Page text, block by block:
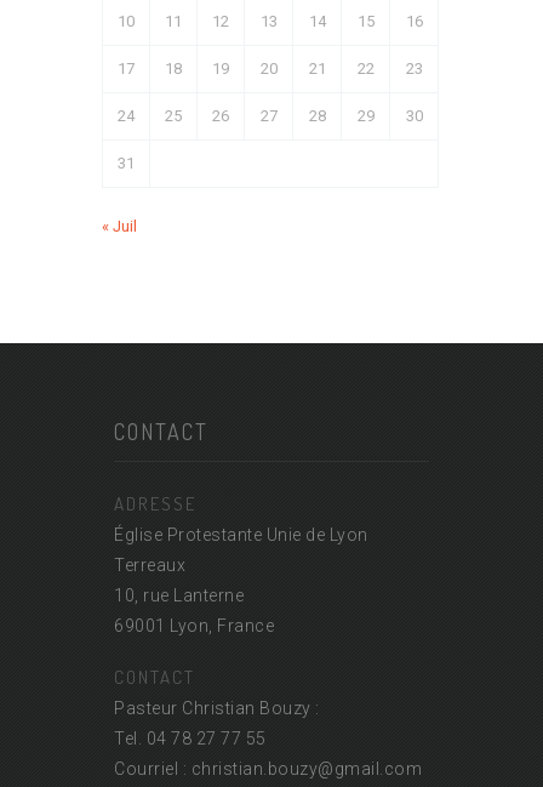
10 11 12 13 14 15 16
17 18 19 20 21 22 23
24 25 26 27 28 29 30
31
« Juil
CONTACT
ADRESSE
Église Protestante Unie de Lyon
Terreaux
10, rue Lanterne
69001 Lyon, France
CONTACT
Pasteur Christian Bouzy :
Tel. 04 78 27 77 55
Courriel : christian.bouzy@gmail.com